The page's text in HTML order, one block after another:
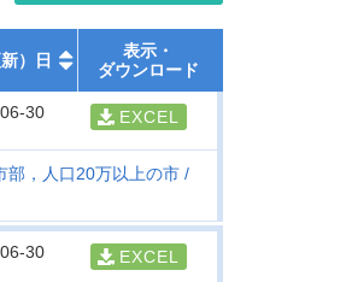
）日
表示・
ダウンロード
30 EXCEL
部，人口20万以上の市
30 EXCEL